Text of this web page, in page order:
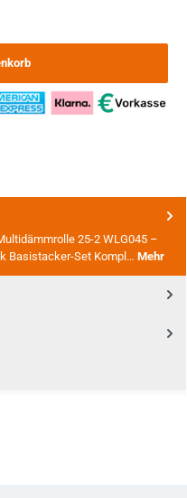
den gewünschten Wert ein oder
25-2 WLG045 –
Basistacker-Set Kompl… Mehr